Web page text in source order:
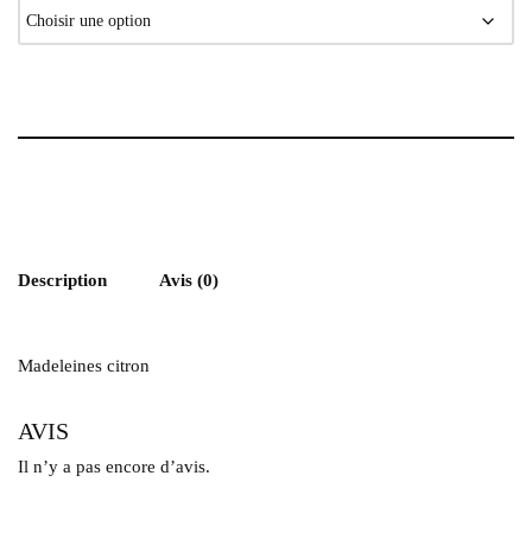
Description Avis (0)
Madeleines citron
AVIS
Il n’y a pas encore d’avis.